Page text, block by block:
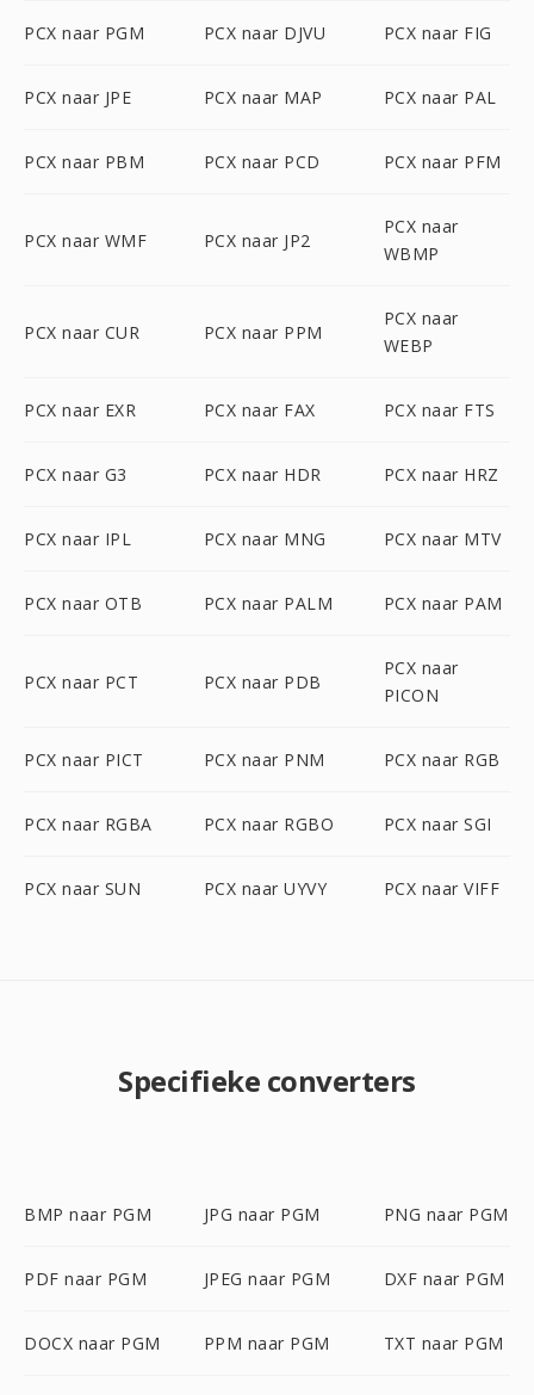
PCX naar PGM PCX naar DJVU PCX naar FIG
PCX naar JPE PCX naar MAP PCX naar PAL
PCX naar PBM PCX naar PCD PCX naar PFM
PCX naar WMF PCX naar JP2
PCX naar
WBMP
PCX naar CUR PCX naar PPM
PCX naar
WEBP
PCX naar EXR PCX naar FAX PCX naar FTS
PCX naar G3 PCX naar HDR PCX naar HRZ
PCX naar IPL PCX naar MNG PCX naar MTV
PCX naar OTB PCX naar PALM PCX naar PAM
PCX naar PCT PCX naar PDB
PCX naar
PICON
PCX naar PICT PCX naar PNM PCX naar RGB
PCX naar RGBA PCX naar RGBO PCX naar SGI
PCX naar SUN PCX naar UYVY PCX naar VIFF
Specifieke converters
BMP naar PGM JPG naar PGM PNG naar PGM
PDF naar PGM JPEG naar PGM DXF naar PGM
DOCX naar PGM PPM naar PGM TXT naar PGM